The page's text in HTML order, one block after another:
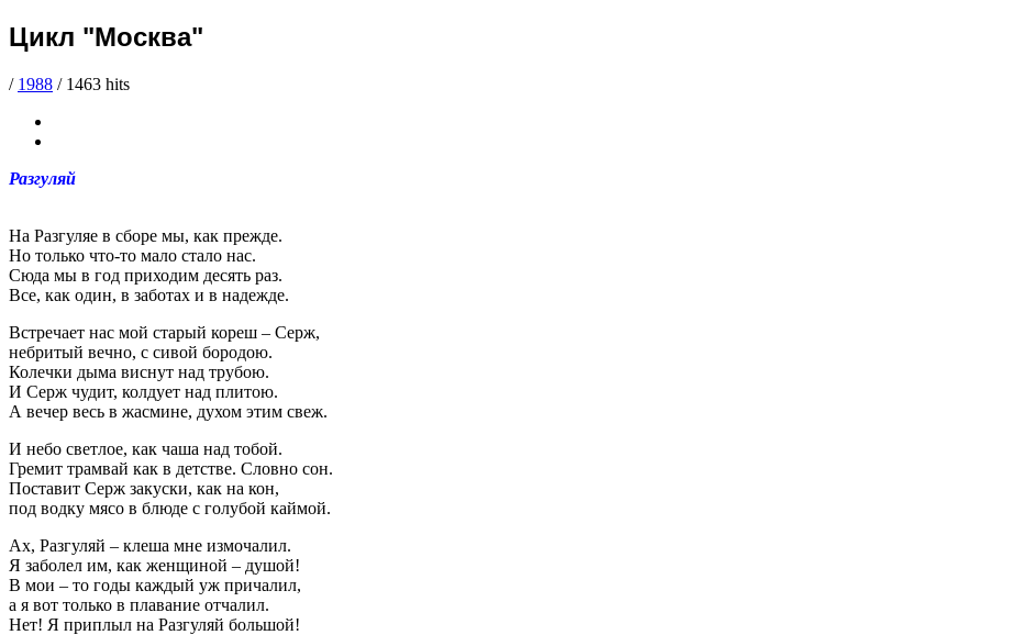
Цикл "Москва"
/ 1988 /1463 hits
Разгуляй
На Разгуляе в сборе мы, как прежде.
Но только что-то мало стало нас.
Сюда мы в год приходим десять раз.
Все, как один, в заботах и в надежде.
Встречает нас мой старый кореш – Серж,
небритый вечно, с сивой бородою.
Колечки дыма виснут над трубою.
И Серж чудит, колдует над плитою.
А вечер весь в жасмине, духом этим свеж.
И небо светлое, как чаша над тобой.
Гремит трамвай как в детстве. Словно сон.
Поставит Серж закуски, как на кон,
под водку мясо в блюде с голубой каймой.
Ах, Разгуляй – клеша мне измочалил.
Я заболел им, как женщиной – душой!
В мои – то годы каждый уж причалил,
а я вот только в плавание отчалил.
Нет! Я приплыл на Разгуляй большой!